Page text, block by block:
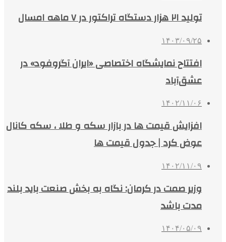
تولید ۲۱ هزار دستگاه تراکتور در ۷ ماهه امسال
۱۴۰۳/۰۹/۲۵
افتتاح نمایشگاه اختصاصی «ایران آگروفود» در
عشق‌آباد
۱۴۰۲/۱۱/۰۶
افزایش قیمت ها در بازار سکه و طلا ، سکه کانال
عوض کرد | جدول قیمت ها
۱۴۰۲/۱۱/۰۹
وزیر صمت در کرمان: نگاه به بخش صنعت باید بلند
مدت باشد
۱۴۰۴/۰۵/۰۹